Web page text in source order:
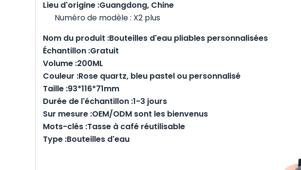
Lieu d'origine :Guangdong, Chine
Numéro de modèle : X2 plus
Nom du produit :Bouteilles d'eau pliables personnalisées
Échantillon :Gratuit
Volume :200ML
Couleur :Rose quartz, bleu pastel ou personnalisé
Taille :93*116*71mm
Durée de l'échantillon :1-3 jours
Sur mesure :OEM/ODM sont les bienvenus
Mots-clés :Tasse à café réutilisable
Type :Bouteilles d'eau